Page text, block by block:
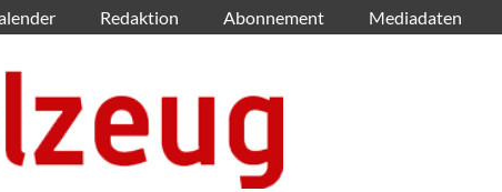
Redaktion Abonnement Mediadaten